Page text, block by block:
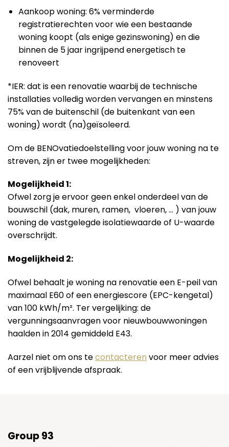
Aankoop woning: 6% verminderde
registratierechten voor wie een bestaande
woning koopt (als enige gezinswoning) en die
binnen de 5 jaar ingrijpend energetisch te
renoveert
*IER: dat is een renovatie waarbij de technische
installaties volledig worden vervangen en minstens
75% van de buitenschil (de buitenkant van een
woning) wordt (na)geïsoleerd.
Om de BENOvatiedoelstelling voor jouw woning na te
streven, zijn er twee mogelijkheden:
Mogelijkheid 1:
Ofwel zorg je ervoor geen enkel onderdeel van de
bouwschil (dak, muren, ramen, vloeren, … ) van jouw
woning de vastgelegde isolatiewaarde of U-waarde
overschrijdt.
Mogelijkheid 2:
Ofwel behaalt je woning na renovatie een E-peil van
maximaal E60 of een energiescore (EPC-kengetal)
van 100 kWh/m². Ter vergelijking: de
vergunningsaanvragen voor nieuwbouwwoningen
haalden in 2014 gemiddeld E43.
Aarzel niet om ons tecontacteren voor meer advies
of een vrijblijvende afspraak.
Group 93